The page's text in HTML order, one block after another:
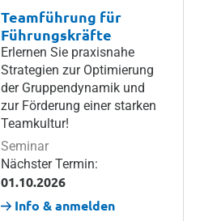
Teamführung für
Führungskräfte
Erlernen Sie praxisnahe
Strategien zur Optimierung
der Gruppendynamik und
zur Förderung einer starken
Teamkultur!
Seminar
Nächster Termin:
01.10.2026
Info & anmelden